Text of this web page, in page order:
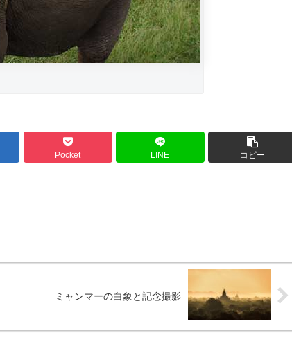
Pocket LINE コピー
ミャンマーの白象と記念撮影